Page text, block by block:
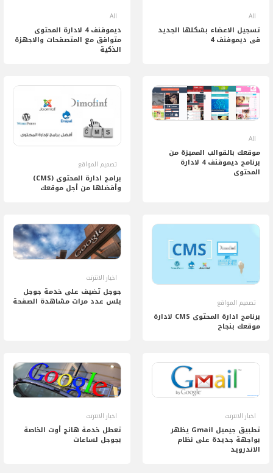
All
تسجيل الاعضاء بشكلها الجديد
فى ديموفنف 4
All
ديموفنف 4 لادارة المحتوى
متوافق مع المتصفحات والاجهزة
الذكية
All
موقعك بالقوالب المميزة من
برنامج ديموفنف 4 لادارة
المحتوى
تصميم المواقع
برامج ادارة المحتوى (CMS)
وأفضلها من أجل موقعك
تصميم المواقع
برنامج ادارة المحتوى CMS لادارة
موقعك بنجاح
اخبار الانترنت
جوجل تضيف على خدمة جوجل
بلس عدد مرات مشاهدة الصفحة
اخبار الانترنت
تطبيق جيميل Gmail يظهر
بواجهة جديدة على نظام
الاندرويد
اخبار الانترنت
تعطل خدمة هانج أوت الخاصة
بجوجل لساعات